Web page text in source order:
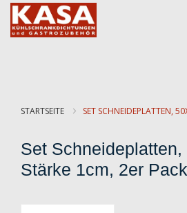
STARTSEITE SET SCHNEIDEPLATTEN,
Set Schneideplatten,
Stärke 1cm, 2er Pack